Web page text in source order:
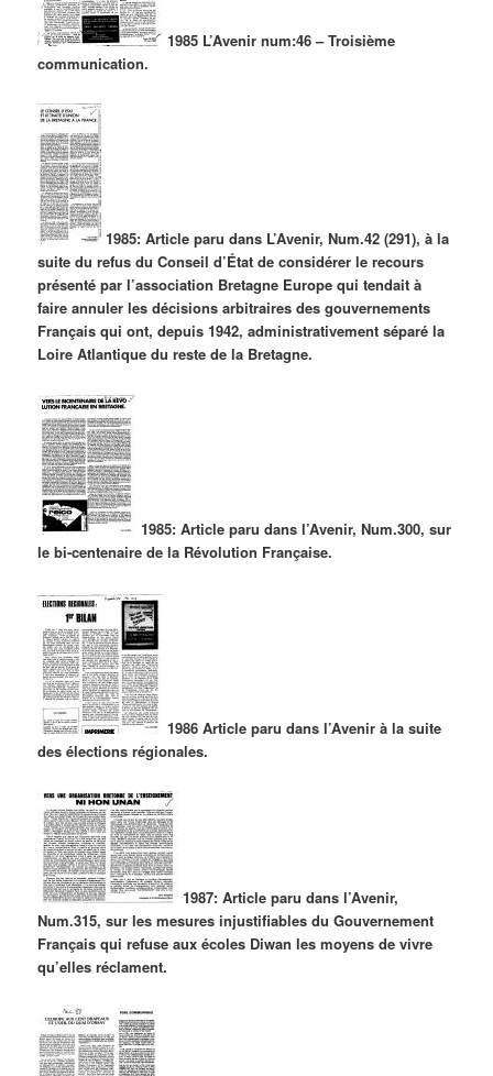
1985 L’Avenir num:46 – Troisième
communication.
1985: Article paru dans L’Avenir, Num.42 (291), à la
suite du refus du Conseil d’État de considérer le recours
présenté par l’association Bretagne Europe qui tendait à
faire annuler les décisions arbitraires des gouvernements
Français qui ont, depuis 1942, administrativement séparé la
Loire Atlantique du reste de la Bretagne.
1985: Article paru dans l’Avenir, Num.300, sur
le bi-centenaire de la Révolution Française.
1986 Article paru dans l’Avenir à la suite
des élections régionales.
1987: Article paru dans l’Avenir,
Num.315, sur les mesures injustifiables du Gouvernement
Français qui refuse aux écoles Diwan les moyens de vivre
qu’elles réclament.